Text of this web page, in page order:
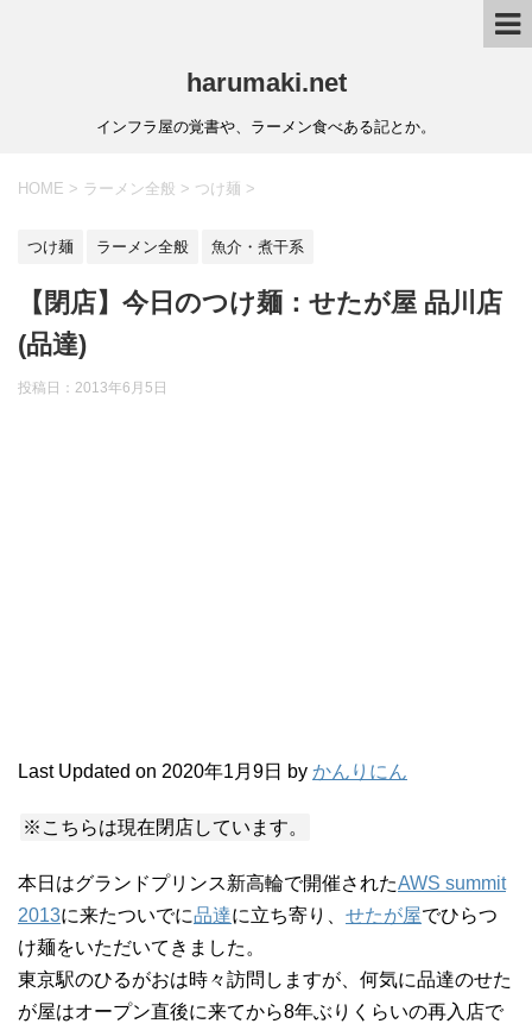
harumaki.net
インフラ屋の覚書や、ラーメン食べある記とか。
HOME > ラーメン全般 > つけ麺 >
つけ麺 ラーメン全般 魚介・煮干系
【閉店】今日のつけ麺：せたが屋 品川店
(品達)
投稿日：2013年6月5日
Last Updated on 2020年1月9日 by かんりにん
※こちらは現在閉店しています。
本日はグランドプリンス新高輪で開催されたAWS summit
2013に来たついでに品達に立ち寄り、 せたが屋でひらつ
け麺をいただいてきました。
東京駅のひるがおは時々訪問しますが、何気に品達のせた
が屋はオープン直後に来てから8年ぶりくらいの再入店で